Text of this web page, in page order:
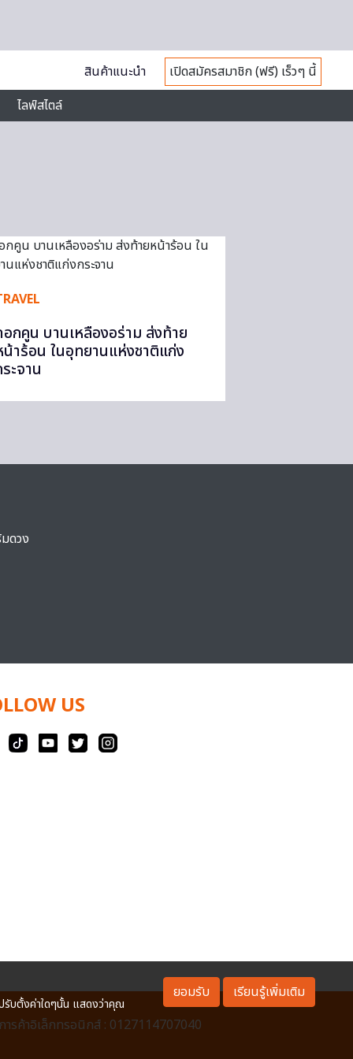
สินค้าแนะนำ
เปิดสมัครสมาชิก (ฟรี) เร็วๆ นี้
ไลฟ์สไตล์
กคูน บานเหลืองอร่าม ส่งท้าย
าร้อน ในอุทยานแห่งชาติแก่ง
ะจาน
ดวง
US
ค้าอิเล็กทรอนิกส์ : 0127114707040
รับตั้งค่าใดๆนั้น แสดงว่าคุณ
ยอมรับ เรียนรู้เพิ่มเติม